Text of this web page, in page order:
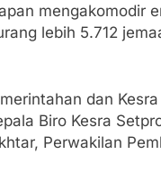
mengakomodir
lebih 5.712
dan
Biro Kesra
Perwakilan